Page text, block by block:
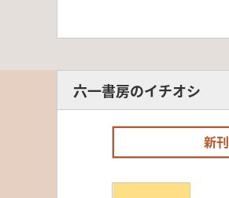
六一書房のイチオシ
新刊